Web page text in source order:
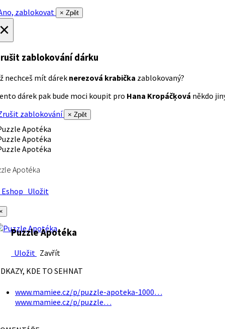
zablokovat
× Zpět
zablokování dárku
nechceš mít dárek nerezová krabička zablokovaný?
dárek pak bude moci koupit pro Hana Kropáčķová někdo
zablokování
× Zpět
Apotéka
Uložit
Puzzle Apotéka
Uložit Zavřít
KDE TO SEHNAT
www.mamiee.cz/p/puzzle-apoteka-1000…
www.mamiee.cz/p/puzzle…